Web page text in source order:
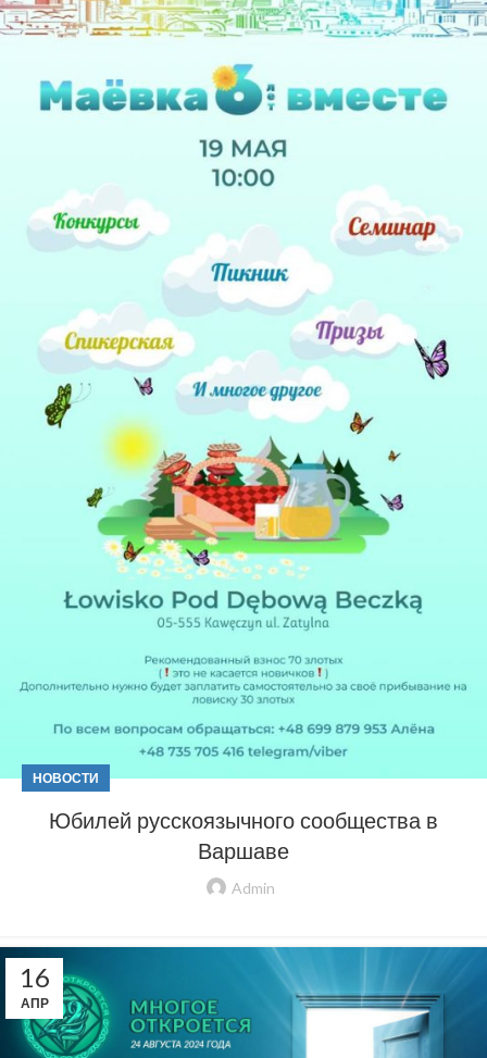
НОВОСТИ
Юбилей русскоязычного сообщества в
Варшаве
Admin
16
АПР